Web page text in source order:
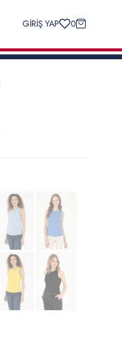
GİRİŞ YAP 0